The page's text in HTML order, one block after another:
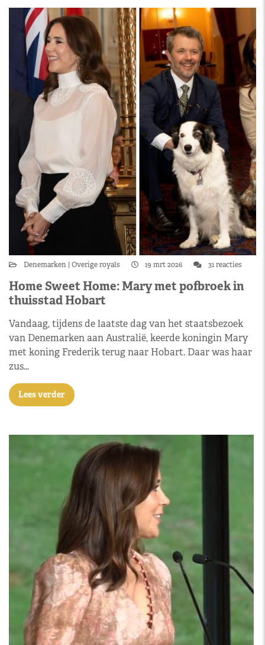
Denemarken Overige royals 19 mrt 2026 31 reacties
Home Sweet Home: Mary met pofbroek in
thuisstad Hobart
Vandaag, tijdens de laatste dag van het staatsbezoek
van Denemarken aan Australië, keerde koningin Mary
met koning Frederik terug naar Hobart. Daar was haar
zus…
Lees verder